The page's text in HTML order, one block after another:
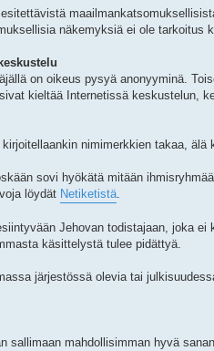
näkemyksiä ei ole tarkoitus
on oikeus pysyä anonyyminä.
kieltää Internetissä keskustelun,
nimimerkkien takaa,
sovi hyökätä mitään
löydät Netiketistä.
Jehovan todistajaan, joka
käsittelystä tulee pidättyä.
järjestössä olevia tai
sallimaan mahdollisimman hyvä